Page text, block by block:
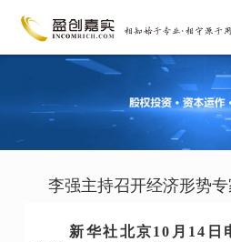
李强主持召开经济形势
新华社北京10月14